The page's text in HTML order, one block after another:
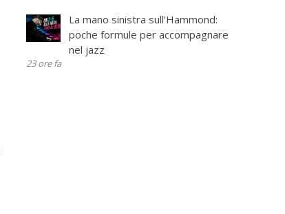
La mano sinistra sull’Hammond:
poche formule per accompagnare
nel jazz
23 ore fa